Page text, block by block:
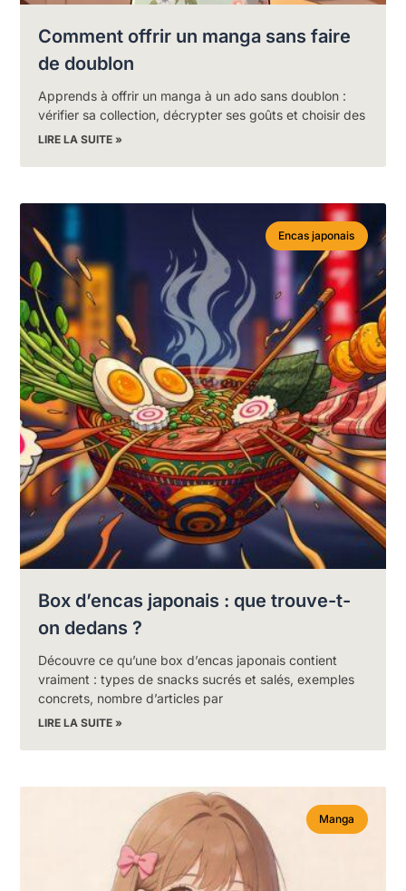
Comment offrir un manga sans faire
de doublon
Apprends à offrir un manga à un ado sans doublon :
vérifier sa collection, décrypter ses goûts et choisir des
LIRE LA SUITE »
Encas japonais
Box d’encas japonais : que trouve-t-
on dedans ?
Découvre ce qu’une box d’encas japonais contient
vraiment : types de snacks sucrés et salés, exemples
concrets, nombre d’articles par
LIRE LA SUITE »
Manga